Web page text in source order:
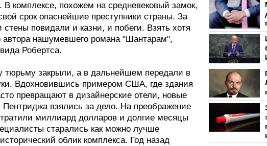
В комплексе, похожем на средневековый замок,
срок опаснейшие преступники страны. За
стены повидали и казни, и побеги. Взять хотя
автора нашумевшего романа "Шантарам",
Робертса.
тюрьму закрыли, а в дальнейшем передали в
Вдохновившись примером США, где здания
превращают в дизайнерские отели, новые
взялись за дело. На преображение
миллиард долларов и долгие месяцы
старались как можно лучше
облик комплекса. Год назад